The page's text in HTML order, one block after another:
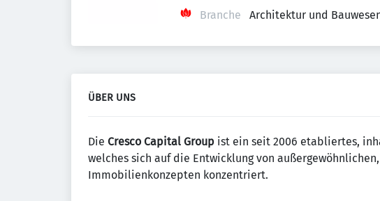
Branche
Architektur und
ÜBER UNS
Die Cresco Capital Group ist ein seit 2006 etabliertes,
welches sich auf die Entwicklung von
Immobilienkonzepten konzentriert.